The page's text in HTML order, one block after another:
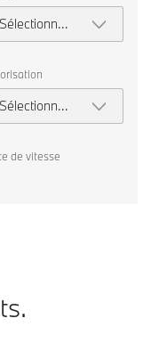
Sélectionner
un modèle
Sélectionner
la
de vitesse